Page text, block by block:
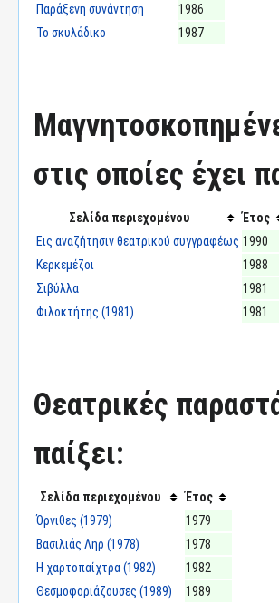
Παράξενη συνάντηση
1986
Το σκυλάδικο
1987
στις οποίες έχει
Σελίδα περιεχομένου
Έτος
Εις αναζήτησιν θεατρικού συγγραφέως 1990
Κερκεμέζοι
1988
Σιβύλλα
1981
Φιλοκτήτης (1981)
1981
Θεατρικές
παίξει:
Σελίδα περιεχομένου
Έτος
Όρνιθες (1979)
1979
Βασιλιάς Ληρ (1978)
1978
Η χαρτοπαίχτρα (1982)
1982
Θεσμοφοριάζουσες (1989)
1989